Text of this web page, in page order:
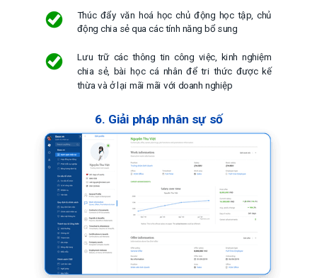
Thúc đẩy văn hoá học chủ động học tập, chủ
động chia sẻ qua các tính năng bổ sung
Lưu trữ các thông tin công việc, kinh nghiệm
chia sẻ, bài học cá nhân để tri thức được kế
thừa và ở lại mãi mãi với doanh nghiệp
6. Giải pháp nhân sự số